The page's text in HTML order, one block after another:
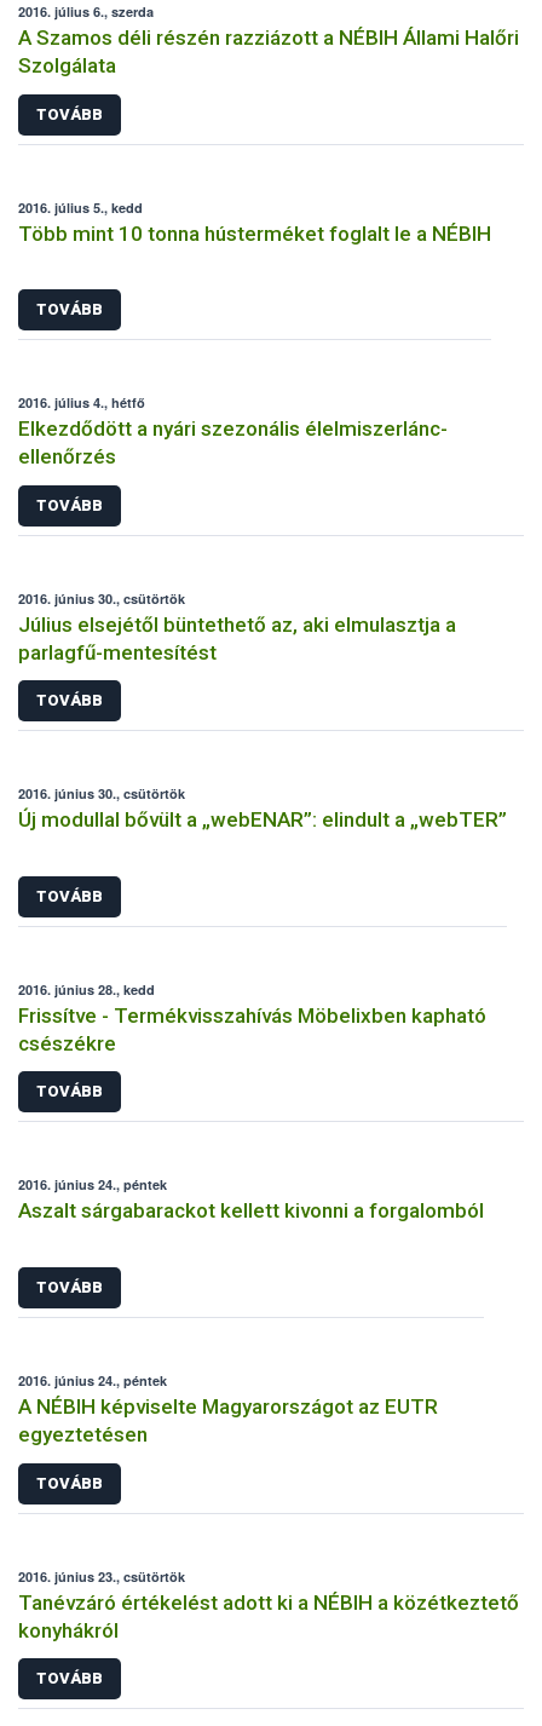
2016. július 6., szerda
A Szamos déli részén razziázott a NÉBIH Állami Halőri
Szolgálata
TOVÁBB
2016. július 5., kedd
Több mint 10 tonna hústerméket foglalt le a NÉBIH
TOVÁBB
2016. július 4., hétfő
Elkezdődött a nyári szezonális élelmiszerlánc-
ellenőrzés
TOVÁBB
2016. június 30., csütörtök
Július elsejétől büntethető az, aki elmulasztja a
parlagfű-mentesítést
TOVÁBB
2016. június 30., csütörtök
Új modullal bővült a „webENAR”: elindult a „webTER”
TOVÁBB
2016. június 28., kedd
Frissítve - Termékvisszahívás Möbelixben kapható
csészékre
TOVÁBB
2016. június 24., péntek
Aszalt sárgabarackot kellett kivonni a forgalomból
TOVÁBB
2016. június 24., péntek
A NÉBIH képviselte Magyarországot az EUTR
egyeztetésen
TOVÁBB
2016. június 23., csütörtök
Tanévzáró értékelést adott ki a NÉBIH a közétkeztető
konyhákról
TOVÁBB